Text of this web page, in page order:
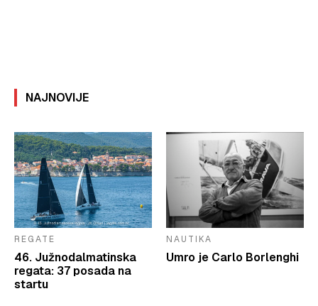
NAJNOVIJE
REGATE
46. Južnodalmatinska
regata: 37 posada na
startu
NAUTIKA
Umro je Carlo Borlenghi